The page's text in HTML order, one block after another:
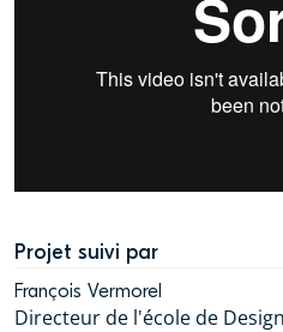
Projet suivi par
François Vermorel
Directeur de l'école de